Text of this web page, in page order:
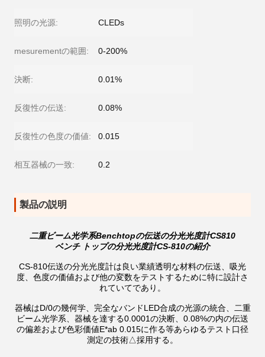
照明の光源: CLEDs
mesurementの範囲: 0-200%
決断: 0.01%
反復性の伝送: 0.08%
反復性の色度の価値: 0.015
相互器械の一致: 0.2
製品の説明
二重ビーム光学系Benchtopの伝送の分光光度計CS810
ベンチ トップの分光光度計CS-810の紹介
CS-810伝送の分光光度計は良い業績透明な材料の伝送、吸光
度、色度の価値および他の変数をテストするために特に設計さ
れていてであり。
器械はD/0の幾何学、完全なバンドLED合成の光源の統合、二重
ビーム光学系、器械を達する0.0001の決断、0.08%の内の伝送
の偏差および色彩価値E*ab 0.015に作る等あらゆるテスト口径
測定の技術△採用する。